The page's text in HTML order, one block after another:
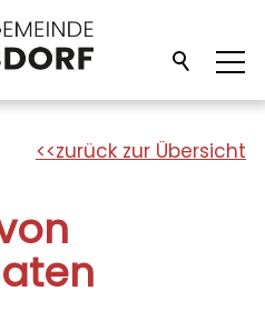
zurück zur Übersicht